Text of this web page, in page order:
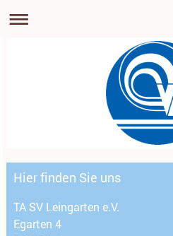
Hier finden Sie uns
TA SV Leingarten e.V.
Egarten 4